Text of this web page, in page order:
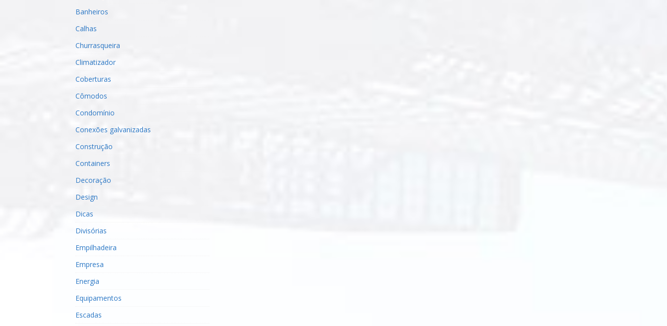
Banheiros
Calhas
Churrasqueira
Climatizador
Coberturas
Cômodos
Condomínio
Conexões galvanizadas
Construção
Containers
Decoração
Design
Dicas
Divisórias
Empilhadeira
Empresa
Energia
Equipamentos
Escadas